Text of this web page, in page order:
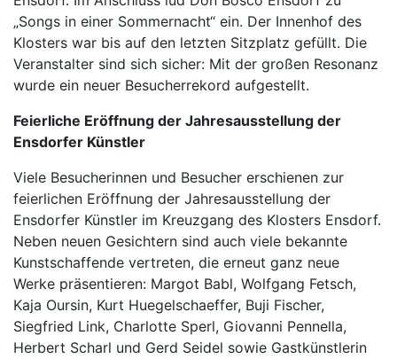
„Songs in einer Sommernacht“ ein. Der Innenhof des
Klosters war bis auf den letzten Sitzplatz gefüllt. Die
Veranstalter sind sich sicher: Mit der großen Resonanz
wurde ein neuer Besucherrekord aufgestellt.
Feierliche Eröffnung der Jahresausstellung der
Ensdorfer Künstler
Viele Besucherinnen und Besucher erschienen zur
feierlichen Eröffnung der Jahresausstellung der
Ensdorfer Künstler im Kreuzgang des Klosters Ensdorf.
Neben neuen Gesichtern sind auch viele bekannte
Kunstschaffende vertreten, die erneut ganz neue
Werke präsentieren: Margot Babl, Wolfgang Fetsch,
Kaja Oursin, Kurt Huegelschaeffer, Buji Fischer,
Siegfried Link, Charlotte Sperl, Giovanni Pennella,
Herbert Scharl und Gerd Seidel sowie Gastkünstlerin